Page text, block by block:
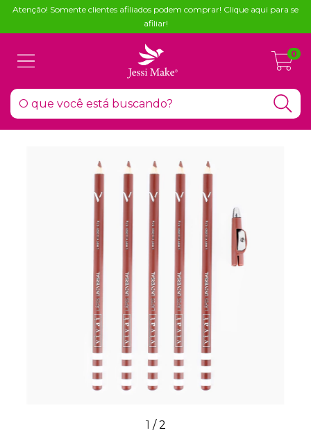
Atenção! Somente clientes afiliados podem comprar! Clique aqui para se
afiliar!
0
1 /2